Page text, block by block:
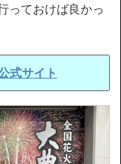
っておけば良かっ
式サイト